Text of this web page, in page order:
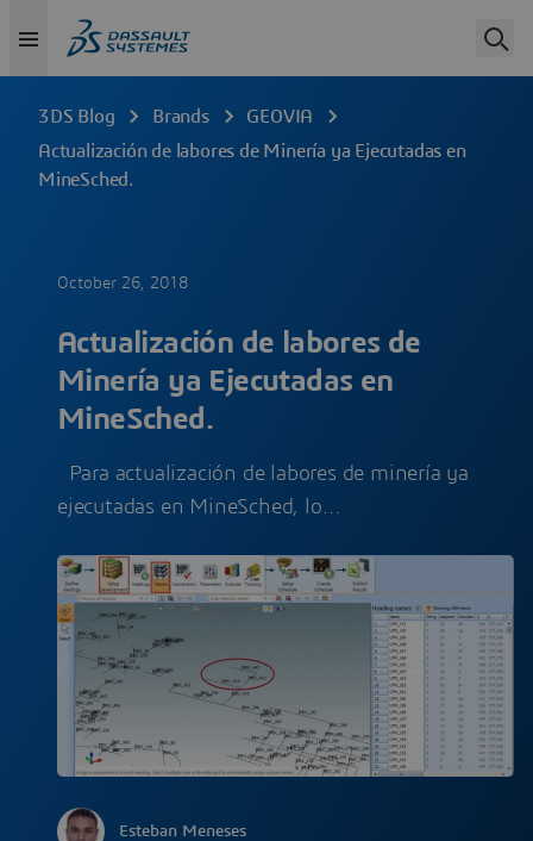
3DS Blog Brands
GEOVIA
Actualización de labores de Minería ya Ejecutadas en
MineSched.
October 26, 2018
Actualización de labores de
Minería ya Ejecutadas en
MineSched.
Para actualización de labores de minería ya
ejecutadas en MineSched, lo…
Esteban Meneses